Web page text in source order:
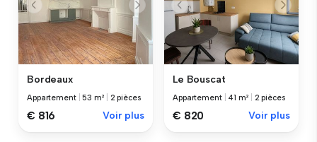
Bordeaux
Appartement |53 m² 2 pièces
€ 816 Voir plus
Le Bouscat
Appartement 41 m² 2 pièces
€ 820 Voir plus